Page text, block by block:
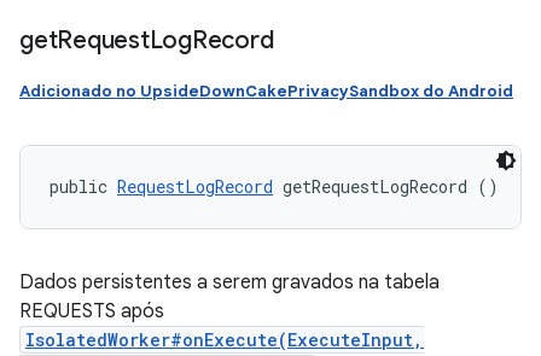
getRequestLogRecord
Adicionado no UpsideDownCakePrivacySandbox do Android
public RequestLogRecord getRequestLogRecord ()
Dados persistentes a serem gravados na tabela
REQUESTS após
IsolatedWorker#onExecute(ExecuteInput,